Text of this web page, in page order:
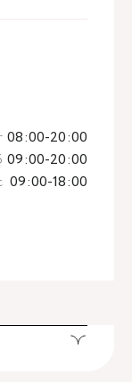
08:00-20:00
09:00-20:00
09:00-18:00